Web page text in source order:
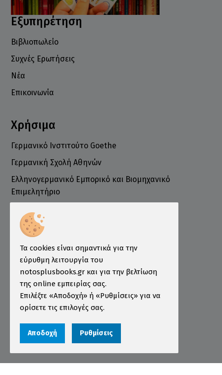
Εξυπηρέτηση
Βιβλιοπωλείο
Συχνές Ερωτήσεις
Νέα
Επικοινωνία
Χρήσιμα
Γερμανικό Ινστιτούτο Goethe
Γερμανική Σχολή Αθηνών
Ελληνογερμανικό Εμπορικό και Βιομηχανικό
Επιμελητήριο
Πληροφορίες
Τρόποι Πληρωμής
Τρόποι Αποστολής
Εγγύηση - Επιστροφές
Όροι χρήσης
Προστασία Προσωπικών Δεδομένων
Cookies
Τα cookies είναι σημαντικά για την
εύρυθμη λειτουργία του
notosplusbooks.gr και για την βελτίωση
της online εμπειρίας σας.
Επιλέξτε «Αποδοχή» ή «Ρυθμίσεις» για να
ορίσετε τις επιλογές σας.
Αποδοχή Ρυθμίσεις